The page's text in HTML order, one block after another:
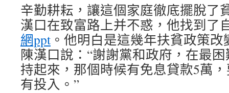
辛勤耕耘，讓這個家庭徹底擺脫了
漢口在致富路上并不惑，他找到了
網ppt 。他明白是這幾年扶貧政策改
陳漢口說：“謝謝黨和政府，在最
持起來，那個時候有免息貸款5萬
有投入。”